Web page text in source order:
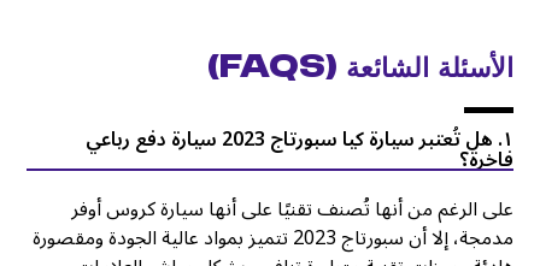
الأسئلة الشائعة (FAQs)
١. هل تُعتبر سيارة كيا سبورتاج 2023 سيارة دفع رباعي
فاخرة؟
على الرغم من أنها تُصنف تقنيًا على أنها سيارة كروس أوفر
مدمجة، إلا أن سبورتاج 2023 تتميز بمواد عالية الجودة ومقصورة